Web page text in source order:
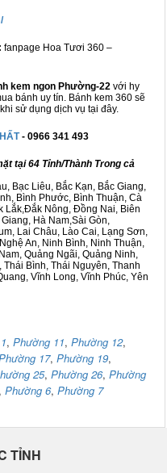
fanpage Hoa Tươi 360 –
kem ngon Phường-22 với hy
bánh uy tín. Bánh kem 360 sẽ
sử dụng dịch vụ tại đây.
- 0966 341 493
tại 64 Tỉnh/Thành Trong cả
Bạc Liêu, Bắc Kạn, Bắc Giang,
Bình Phước, Bình Thuận, Cà
Lắk,Đắk Nông, Đồng Nai, Biên
Hà Nam,Sài Gòn,
Lai Châu, Lào Cai, Lạng Sơn,
An, Ninh Bình, Ninh Thuận,
Quảng Ngãi, Quảng Ninh,
Bình, Thái Nguyên, Thanh
Vĩnh Long, Vĩnh Phúc, Yên
, Phường 11, Phường 12,
17, Phường 19,
25, Phường 26, Phường
Phường 6, Phường 7
TỈNH